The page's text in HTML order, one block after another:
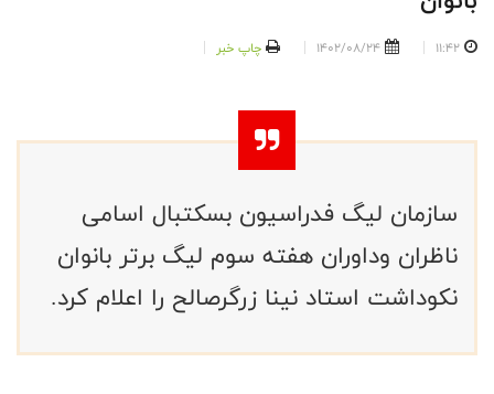
11:42
1402/08/24 چاپ خبر
سازمان لیگ فدراسیون بسکتبال اسامی
ناظران وداوران هفته سوم لیگ برتر بانوان
نکوداشت استاد نینا زرگرصالح را اعلام کرد.